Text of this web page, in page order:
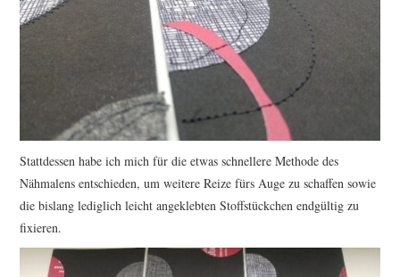
Stattdessen habe ich mich für die etwas schnellere Methode des
Nähmalens entschieden, um weitere Reize fürs Auge zu schaffen sowie
die bislang lediglich leicht angeklebten Stoffstückchen endgültig zu
fixieren.